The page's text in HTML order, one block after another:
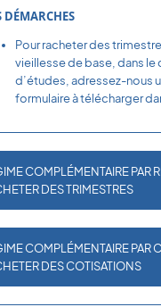
DÉMARCHES
Pour racheter des
vieillesse de base, dans le
d’études, adressez-nous
formulaire à télécharger
COMPLÉMENTAIRE PAR
DES TRIMESTRES
COMPLÉMENTAIRE PAR
DES COTISATIONS